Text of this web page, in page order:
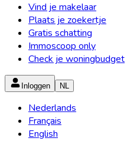
Vind je makelaar
Plaats je zoekertje
Gratis schatting
Immoscoop only
Check je woningbudget
Inloggen NL
Nederlands
Français
English